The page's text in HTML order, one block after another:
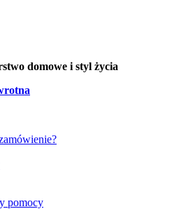
domowe i styl życia
pomocy